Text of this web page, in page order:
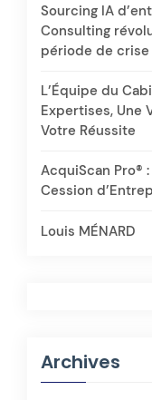
Sourcing IA
Consulting
période de crise
L’Équipe du
Expertises, Une
Votre Réussite
AcquiScan Pro®
Cession
Louis MÉNARD
Archives